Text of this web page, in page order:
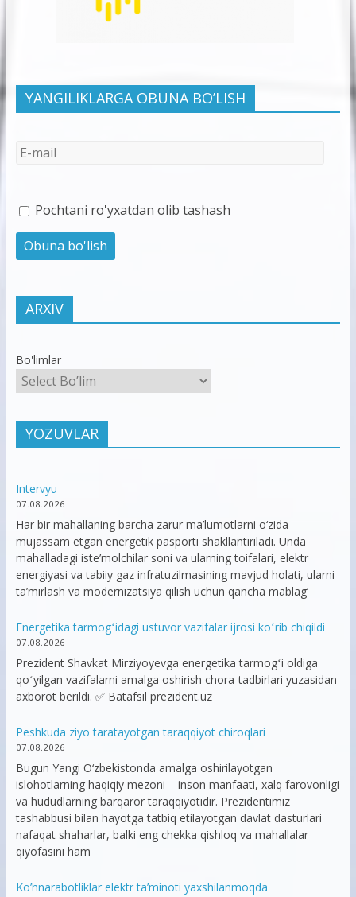
YANGILIKLARGA OBUNA BO’LISH
Pochtani ro'yxatdan olib tashash
ARXIV
Bo'limlar
YOZUVLAR
Intervyu
07.08.2026
Har bir mahallaning barcha zarur ma’lumotlarni o‘zida
mujassam etgan energetik pasporti shakllantiriladi. Unda
mahalladagi iste’molchilar soni va ularning toifalari, elektr
energiyasi va tabiiy gaz infratuzilmasining mavjud holati, ularni
ta’mirlash va modernizatsiya qilish uchun qancha mablag‘
Energetika tarmogʻidagi ustuvor vazifalar ijrosi koʻrib chiqildi
07.08.2026
Prezident Shavkat Mirziyoyevga energetika tarmogʻi oldiga
qoʻyilgan vazifalarni amalga oshirish chora-tadbirlari yuzasidan
axborot berildi. ✅ Batafsil prezident.uz
Peshkuda ziyo taratayotgan taraqqiyot chiroqlari
07.08.2026
Bugun Yangi O‘zbekistonda amalga oshirilayotgan
islohotlarning haqiqiy mezoni – inson manfaati, xalq farovonligi
va hududlarning barqaror taraqqiyotidir. Prezidentimiz
tashabbusi bilan hayotga tatbiq etilayotgan davlat dasturlari
nafaqat shaharlar, balki eng chekka qishloq va mahallalar
qiyofasini ham
Ko’hnarabotliklar elektr ta’minoti yaxshilanmoqda